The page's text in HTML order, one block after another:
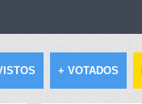
+ VOTADOS